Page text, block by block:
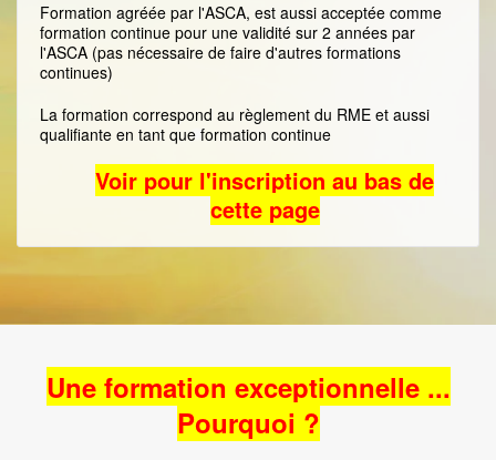
Formation agréée par l'ASCA, est aussi acceptée comme
formation continue pour une validité sur 2 années par
l'ASCA (pas nécessaire de faire d'autres formations
continues)
La formation correspond au règlement du RME et aussi
qualifiante en tant que formation continue
Voir pour l'inscription au bas de
cette page
Une formation exceptionnelle ...
Pourquoi ?